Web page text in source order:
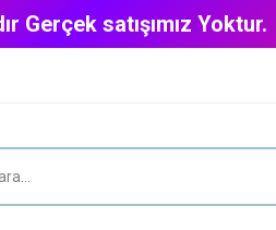
Gerçek satışımız Yoktur.